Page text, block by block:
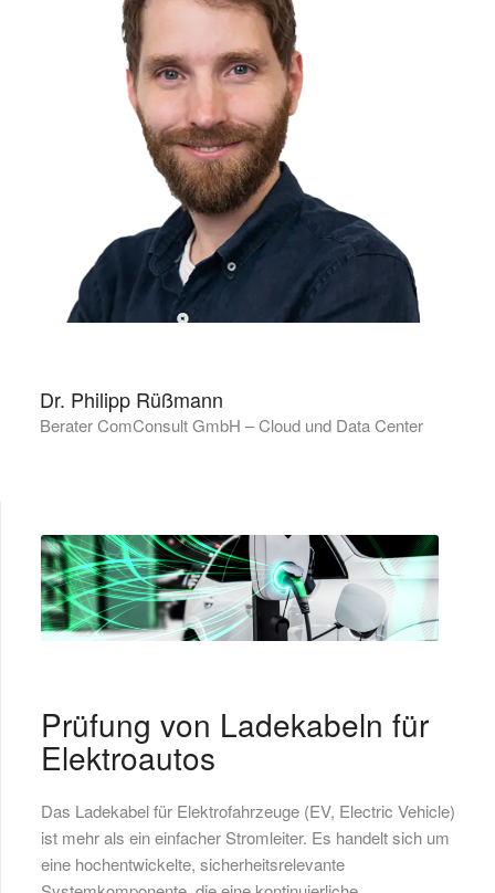
Dr. Philipp Rüßmann
Berater ComConsult GmbH – Cloud und Data Center
Prüfung von Ladekabeln für
Elektroautos
Das Ladekabel für Elektrofahrzeuge (EV, Electric Vehicle)
ist mehr als ein einfacher Stromleiter. Es handelt sich um
eine hochentwickelte, sicherheitsrelevante